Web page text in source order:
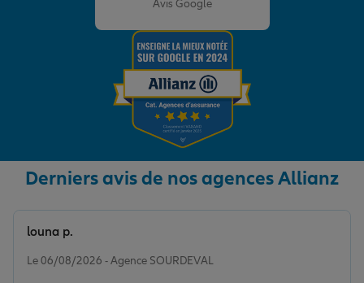
Avis Google
Derniers avis de nos agences Allianz
Le 06/08/2026 - Agence SOURDEVAL
louna p.